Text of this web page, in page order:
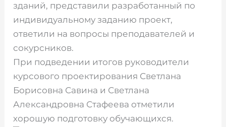
зданий, представили разработанный по
индивидуальному заданию проект,
ответили на вопросы преподавателей и
сокурсников.
При подведении итогов руководители
курсового проектирования Светлана
Борисовна Савина и Светлана
Александровна Стафеева отметили
хорошую подготовку обучающихся.